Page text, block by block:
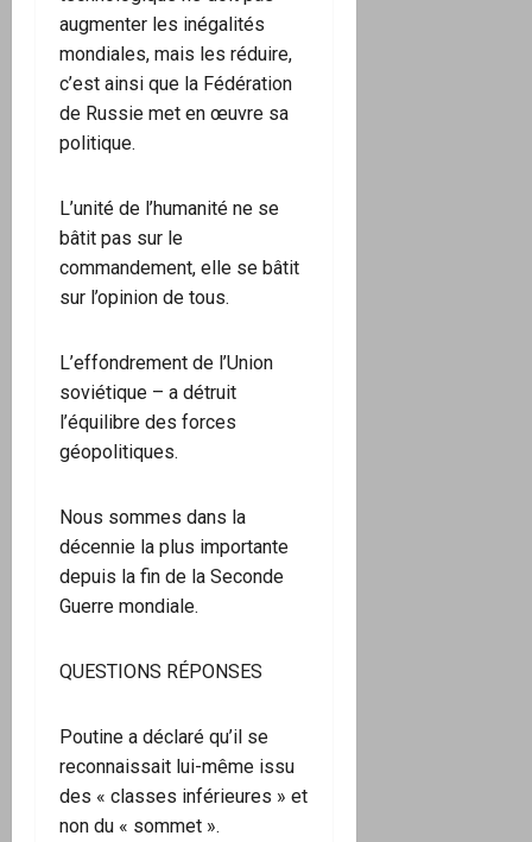
augmenter les inégalités
mondiales, mais les réduire,
c’est ainsi que la Fédération
de Russie met en œuvre sa
politique.
L’unité de l’humanité ne se
bâtit pas sur le
commandement, elle se bâtit
sur l’opinion de tous.
L’effondrement de l’Union
soviétique – a détruit
l’équilibre des forces
géopolitiques.
Nous sommes dans la
décennie la plus importante
depuis la fin de la Seconde
Guerre mondiale.
QUESTIONS RÉPONSES
Poutine a déclaré qu’il se
reconnaissait lui-même issu
des « classes inférieures » et
non du « sommet ».